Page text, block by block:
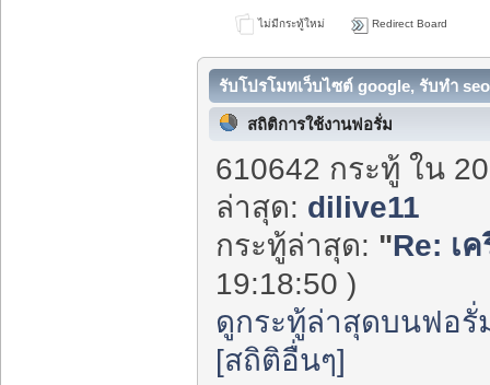
ไม่มีกระทู้ใหม่ Redirect Board
รับโปรโมทเว็บไซต์ google, รับทำ
สถิติการใช้งานฟอรั่ม
610642 กระทู้ ใน
ล่าสุด: dilive11
กระทู้ล่าสุด: "Re: เ
19:18:50 )
ดูกระทู้ล่าสุดบนฟอรั่
[สถิติอื่นๆ]